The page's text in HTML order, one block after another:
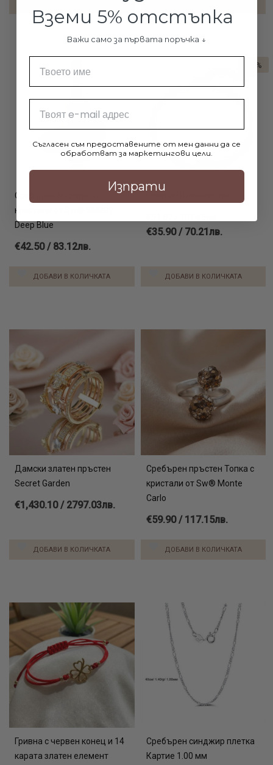
Сребърен медальон с
кристали от Sw® SM289
Deep Blue
€42.50 / 83.12лв.
ДОБАВИ В КОЛИЧКАТА
€35.90 / 70.21лв.
ДОБАВИ В КОЛИЧКАТА
-31%
Дамски златен пръстен
Secret Garden
€1,430.10 / 2797.03лв.
ДОБАВИ В КОЛИЧКАТА
Сребърен пръстен Топка с
кристали от Sw® Monte
Carlo
€59.90 / 117.15лв.
ДОБАВИ В КОЛИЧКАТА
Гривна с червен конец и 14
карата златен елемент
Сребърен синджир плетка
Картие 1.00 мм
Вземи 5% отстъпка
Важи само за първата поръчка ↓
Съгласен съм предоставените от мен данни да се
обработват за маркетингови цели.
Изпрати